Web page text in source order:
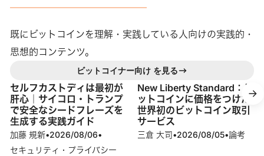
既にビットコインを理解・実践している人向けの実践的・
思想的コンテンツ。
ビットコイナー向け を見る
セルフカストディは最初が
肝心｜サイコロ・トランプ
で安全なシードフレーズを
生成する実践ガイド
加藤 規新•2026/08/06•
セキュリティ・プライバシー
New Liberty Standard：ビ
ットコインに価格をつけた
世界初のビットコイン取引
サービス
三倉 大司•2026/08/05•論考